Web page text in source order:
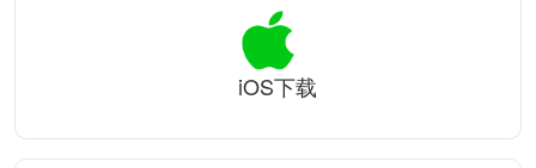
iOS下载